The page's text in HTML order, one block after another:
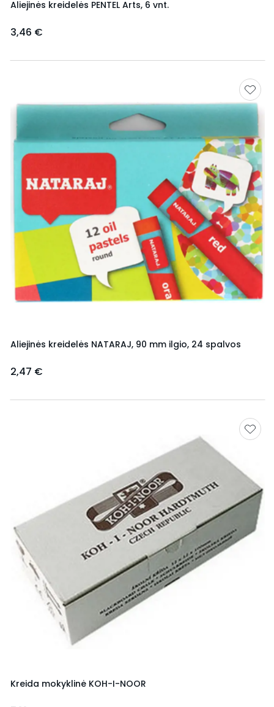
Aliejinės kreidelės PENTEL Arts, 6 vnt.
3,46 €
Aliejinės kreidelės NATARAJ, 90 mm ilgio, 24 spalvos
2,47 €
Kreida mokyklinė KOH-I-NOOR